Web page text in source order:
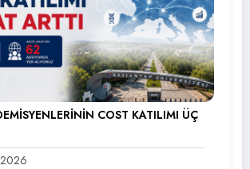
COST KATILIMI ÜÇ